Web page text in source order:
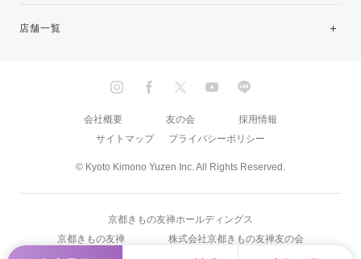
店舗一覧
© Kyoto Kimono Yuzen Inc. All Rights Reserved.
会社概要 友の会
採用情報
サイトマップ
プライバシーポリシー
京都きもの友禅ホールディングス
京都きもの友禅
株式会社京都きもの友禅友の会